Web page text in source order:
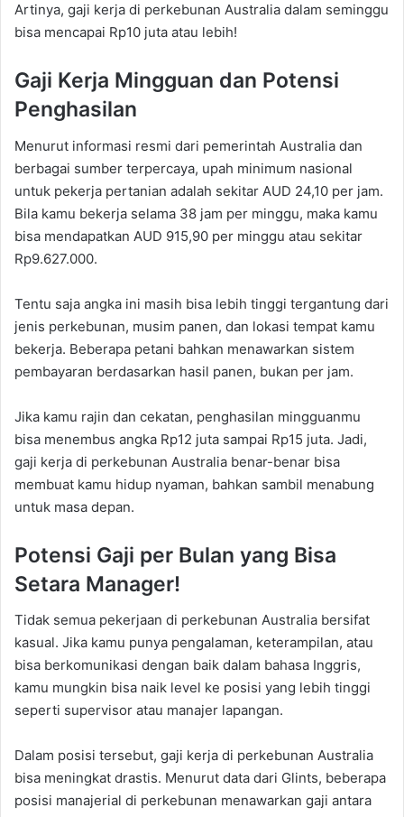
Artinya, gaji kerja di perkebunan Australia dalam seminggu
bisa mencapai Rp10 juta atau lebih!
Gaji Kerja Mingguan dan Potensi
Penghasilan
Menurut informasi resmi dari pemerintah Australia dan
berbagai sumber terpercaya, upah minimum nasional
untuk pekerja pertanian adalah sekitar AUD 24,10 per jam.
Bila kamu bekerja selama 38 jam per minggu, maka kamu
bisa mendapatkan AUD 915,90 per minggu atau sekitar
Rp9.627.000.
Tentu saja angka ini masih bisa lebih tinggi tergantung dari
jenis perkebunan, musim panen, dan lokasi tempat kamu
bekerja. Beberapa petani bahkan menawarkan sistem
pembayaran berdasarkan hasil panen, bukan per jam.
Jika kamu rajin dan cekatan, penghasilan mingguanmu
bisa menembus angka Rp12 juta sampai Rp15 juta. Jadi,
gaji kerja di perkebunan Australia benar-benar bisa
membuat kamu hidup nyaman, bahkan sambil menabung
untuk masa depan.
Potensi Gaji per Bulan yang Bisa
Setara Manager!
Tidak semua pekerjaan di perkebunan Australia bersifat
kasual. Jika kamu punya pengalaman, keterampilan, atau
bisa berkomunikasi dengan baik dalam bahasa Inggris,
kamu mungkin bisa naik level ke posisi yang lebih tinggi
seperti supervisor atau manajer lapangan.
Dalam posisi tersebut, gaji kerja di perkebunan Australia
bisa meningkat drastis. Menurut data dari Glints, beberapa
posisi manajerial di perkebunan menawarkan gaji antara